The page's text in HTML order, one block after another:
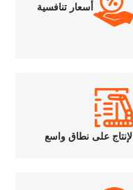
أسعار تنافسية
الإنتاج على نطاق واسع